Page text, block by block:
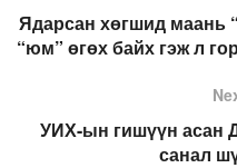
Ядарсан хөгшид маань
“юм” өгөх байх гэж л
УИХ-ын гишүүн асан
санал